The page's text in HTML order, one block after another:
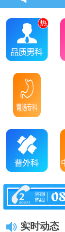
实时动态